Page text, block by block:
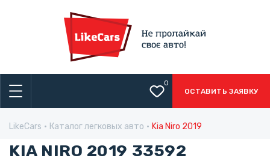
0
ОСТАВИТЬ ЗАЯВКУ
LikeCars Каталог легковых авто Kia Niro 2019
KIA NIRO 2019 33592